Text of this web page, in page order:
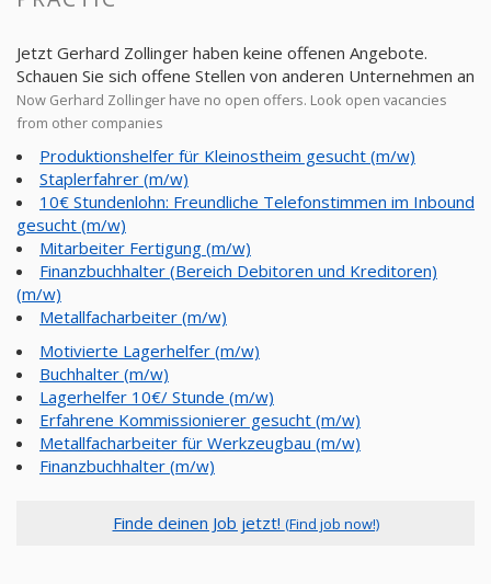
Jetzt Gerhard Zollinger haben keine offenen Angebote.
Schauen Sie sich offene Stellen von anderen Unternehmen an
Now Gerhard Zollinger have no open offers. Look open vacancies
from other companies
Produktionshelfer für Kleinostheim gesucht (m/w)
Staplerfahrer (m/w)
10€ Stundenlohn: Freundliche Telefonstimmen im Inbound
gesucht (m/w)
Mitarbeiter Fertigung (m/w)
Finanzbuchhalter (Bereich Debitoren und Kreditoren)
(m/w)
Metallfacharbeiter (m/w)
Motivierte Lagerhelfer (m/w)
Buchhalter (m/w)
Lagerhelfer 10€/ Stunde (m/w)
Erfahrene Kommissionierer gesucht (m/w)
Metallfacharbeiter für Werkzeugbau (m/w)
Finanzbuchhalter (m/w)
Finde deinen Job jetzt! (Find job now!)